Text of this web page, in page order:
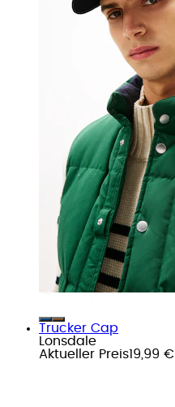
Trucker Cap
Lonsdale
Aktueller Preis19,99 €